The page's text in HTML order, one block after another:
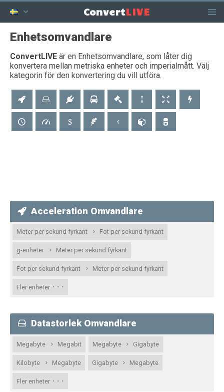
ConvertLIVE
Enhetsomvandlare
ConvertLIVE är en Enhetsomvandlare, som låter dig
konvertera mellan metriska enheter och imperialmått. Välj
kategorin för den konvertering du vill utföra.
Acceleration Omvandlare
Meter per sekund fyrkant Fot per sekund fyrkant
g-enheter Meter per sekund fyrkant
Fot per sekund fyrkant Meter per sekund fyrkant
Fler enheter · · ·
Datastorlek Omvandlare
Megabyte Megabit Megabyte Gigabyte
Kilobyte Megabyte Gigabyte Megabyte
Fler enheter · · ·